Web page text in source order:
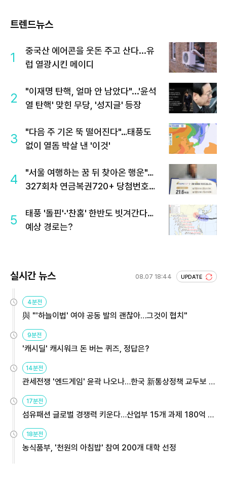
트렌드뉴스
1
중국산 에어콘을 웃돈 주고 산다...유
럽 열광시킨 메이디
2
"이재명 탄핵, 얼마 안 남았다"...'윤석
열 탄핵' 맞힌 무당, '성지글' 등장
3
"다음 주 기온 뚝 떨어진다"…태풍도
없이 열돔 박살 낸 '이것'
4
"서울 여행하는 꿈 뒤 찾아온 행운"…
327회차 연금복권720+ 당첨번호조
5
태풍 '돌핀'·'찬홈' 한반도 빗겨간다…
예상 경로는?
실시간 뉴스 08.07 18:44 UPDATE
4분전
與 "'하늘이법' 여야 공동 발의 괜찮아…그것이 협치"
9분전
'캐시딜' 캐시워크 돈 버는 퀴즈, 정답은?
14분전
관세전쟁 '엔드게임' 윤곽 나오나…한국 新통상정책 교두보 활
용해야
17분전
섬유패션 글로벌 경쟁력 키운다…산업부 15개 과제 180억 지
원
18분전
농식품부, '천원의 아침밥' 참여 200개 대학 선정